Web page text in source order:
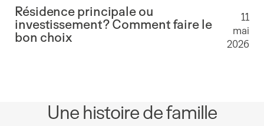
Résidence principale ou
investissement? Comment faire le
bon choix
11
mai
2026
Une histoire de famille